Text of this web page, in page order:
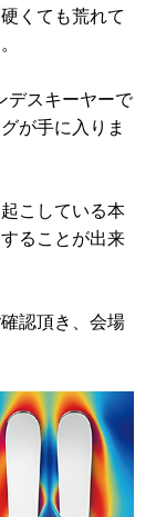
くても荒れて
デスキーヤーで
が手に入りま
こしている本
ることが出来
認頂き、会場